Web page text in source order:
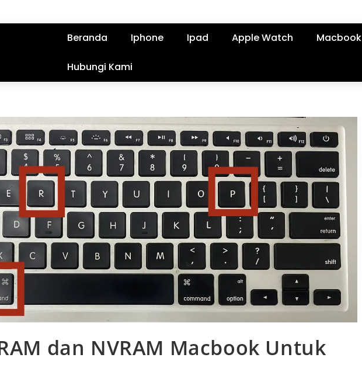
Beranda Iphone Ipad Apple Watch Macbook
Hubungi Kami
dan NVRAM Macbook Untuk